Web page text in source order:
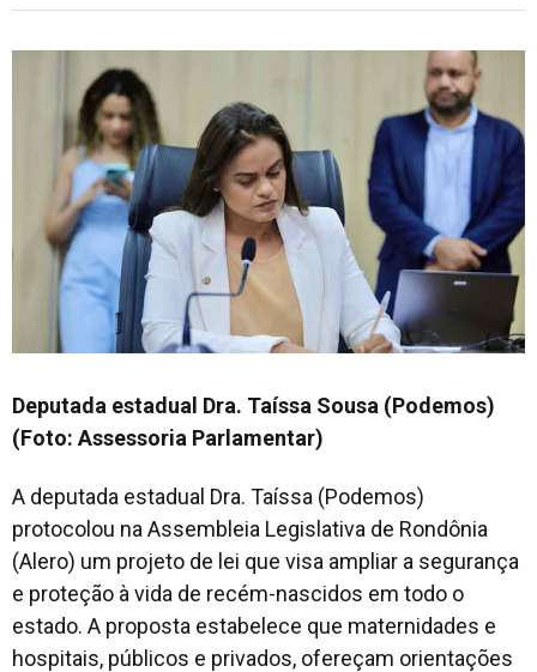
Deputada estadual Dra. Taíssa Sousa (Podemos)
(Foto: Assessoria Parlamentar)
A deputada estadual Dra. Taíssa (Podemos)
protocolou na Assembleia Legislativa de Rondônia
(Alero) um projeto de lei que visa ampliar a segurança
e proteção à vida de recém-nascidos em todo o
estado. A proposta estabelece que maternidades e
hospitais, públicos e privados, ofereçam orientações